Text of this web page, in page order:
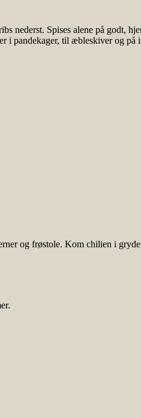
nederst. Spises alene på godt,
i pandekager, til æbleskiver og på
og frøstole. Kom chilien i